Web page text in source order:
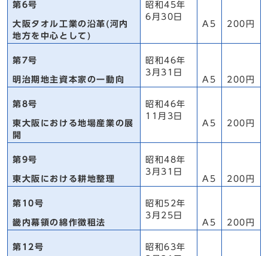
第6号
大阪タオル工業の沿革(河内
地方を中心として)
昭和45年
6月30日
A5
200円
第7号
明治期地主資本家の一動向
昭和46年
3月31日
A5
200円
第8号
東大阪における地場産業の展
開
昭和46年
11月3日
A5
200円
第9号
東大阪における耕地整理
昭和48年
3月31日
A5
200円
第10号
畿内幕領の綿作徴租法
昭和52年
3月25日
A5
200円
第12号
昭和63年